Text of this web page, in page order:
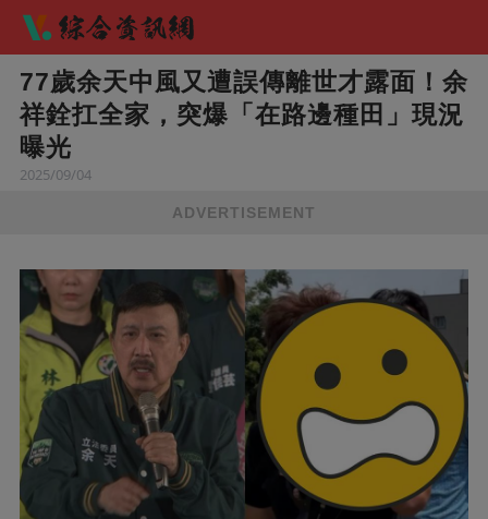
77歲余天中風又遭誤傳離世才露面！余
祥銓扛全家，突爆「在路邊種田」現況
曝光
2025/09/04
ADVERTISEMENT